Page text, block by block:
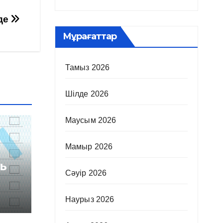
Мұрағаттар
Тамыз 2026
Шілде 2026
Маусым 2026
Мамыр 2026
Сәуір 2026
Наурыз 2026